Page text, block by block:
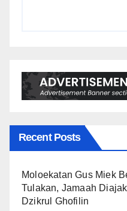
Recent Posts
Moloekatan Gus Miek
Tulakan, Jamaah
Dzikrul Ghofilin